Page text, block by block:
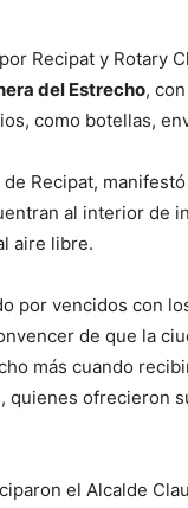
Recipat y Rotary
del Estrecho,
como botellas,
Recipat,
al interior de
aire libre.
por vencidos con
de que la
más cuando
quienes ofrecieron
el Alcalde